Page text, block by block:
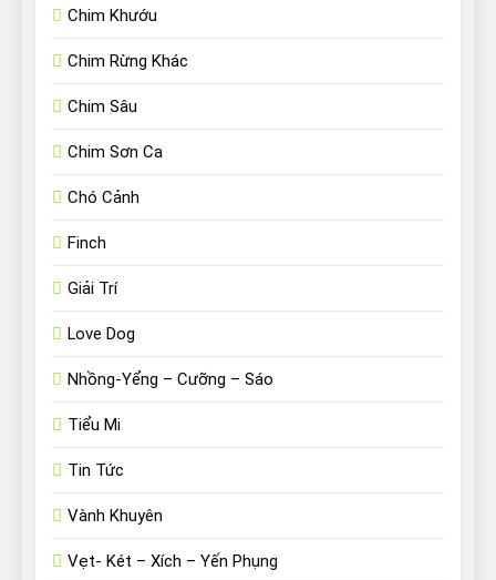
Chim Khướu
Chim Rừng Khác
Chim Sâu
Chim Sơn Ca
Chó Cảnh
Finch
Giải Trí
Love Dog
Nhồng-Yểng – Cưỡng – Sáo
Tiểu Mi
Tin Tức
Vành Khuyên
Vẹt- Két – Xích – Yến Phụng